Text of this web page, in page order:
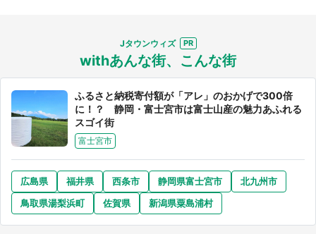
Jタウンウィズ
withあんな街、こんな街
ふるさと納税寄付額が「アレ」のおかげで300倍
に！？ 静岡・富士宮市は富士山産の魅力あふれる
スゴイ街
富士宮市
広島県 福井県 西条市 静岡県富士宮市
北九州市
鳥取県湯梨浜町
佐賀県 新潟県粟島浦村